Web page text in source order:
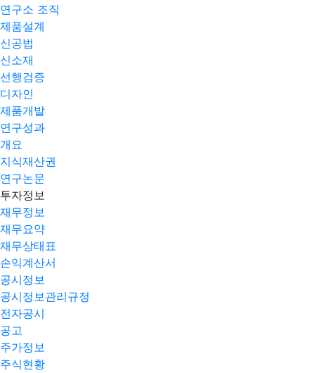
연구소 조직
제품설계
신공법
신소재
선행검증
디자인
제품개발
연구성과
개요
지식재산권
연구논문
투자정보
재무정보
재무요약
재무상태표
손익계산서
공시정보
공시정보관리규정
전자공시
공고
주가정보
주식현황